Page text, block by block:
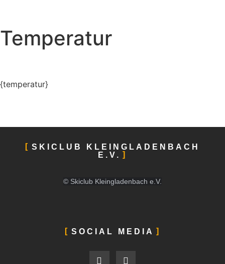
Temperatur
{temperatur}
SKICLUB KLEINGLADENBACH
E.V.
© Skiclub Kleingladenbach e.V.
SOCIAL MEDIA